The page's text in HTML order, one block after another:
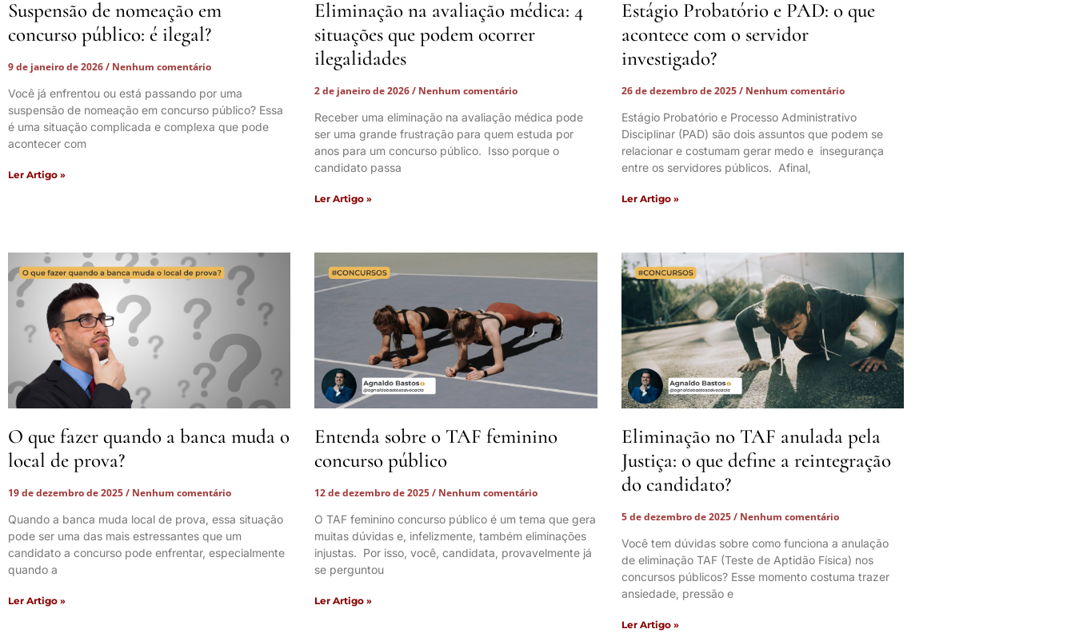
Suspensão de nomeação em
concurso público: é ilegal?
9 de janeiro de 2026
Nenhum comentário
Você já enfrentou ou está passando por uma
suspensão de nomeação em concurso público? Essa
é uma situação complicada e complexa que pode
acontecer com
Ler Artigo »
Eliminação na avaliação médica: 4
situações que podem ocorrer
ilegalidades
2 de janeiro de 2026 Nenhum comentário
Receber uma eliminação na avaliação médica pode
ser uma grande frustração para quem estuda por
anos para um concurso público. Isso porque o
candidato passa
Ler Artigo »
Estágio Probatório e PAD: o que
acontece com o servidor
investigado?
26 de dezembro de 2025 Nenhum comentário
Estágio Probatório e Processo Administrativo
Disciplinar (PAD) são dois assuntos que podem se
relacionar e costumam gerar medo e insegurança
entre os servidores públicos. Afinal,
Ler Artigo »
O que fazer quando a banca muda o
local de prova?
19 de dezembro de 2025
Nenhum comentário
Quando a banca muda local de prova, essa situação
pode ser uma das mais estressantes que um
candidato a concurso pode enfrentar, especialmente
quando a
Ler Artigo »
Entenda sobre o TAF feminino
concurso público
12 de dezembro de 2025 Nenhum comentário
O TAF feminino concurso público é um tema que gera
muitas dúvidas e, infelizmente, também eliminações
injustas. Por isso, você, candidata, provavelmente já
se perguntou
Ler Artigo »
Eliminação no TAF anulada pela
Justiça: o que define a reintegração
do candidato?
5 de dezembro de 2025 Nenhum comentário
Você tem dúvidas sobre como funciona a anulação
de eliminação TAF (Teste de Aptidão Física) nos
concursos públicos? Esse momento costuma trazer
ansiedade, pressão e
Ler Artigo »